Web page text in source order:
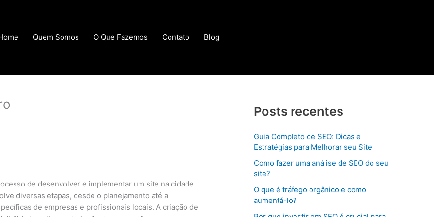
Quem Somos O Que Fazemos Contato Blog
de desenvolver e implementar um site na cidade
diversas etapas, desde o planejamento até a
de empresas e profissionais locais. A criação de
Posts recentes
Guia Completo de SEO: Dicas e
Estratégias para Melhorar seu Site
Como fazer uma análise de SEO do seu
site?
O que é tráfego orgânico e como
aumentá-lo?